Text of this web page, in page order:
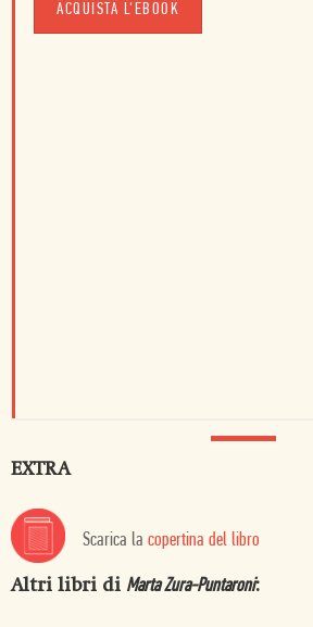
ACQUISTA L'EBOOK
EXTRA
Scarica la copertina del libro
Altri libri di Marta Zura-Puntaroni: